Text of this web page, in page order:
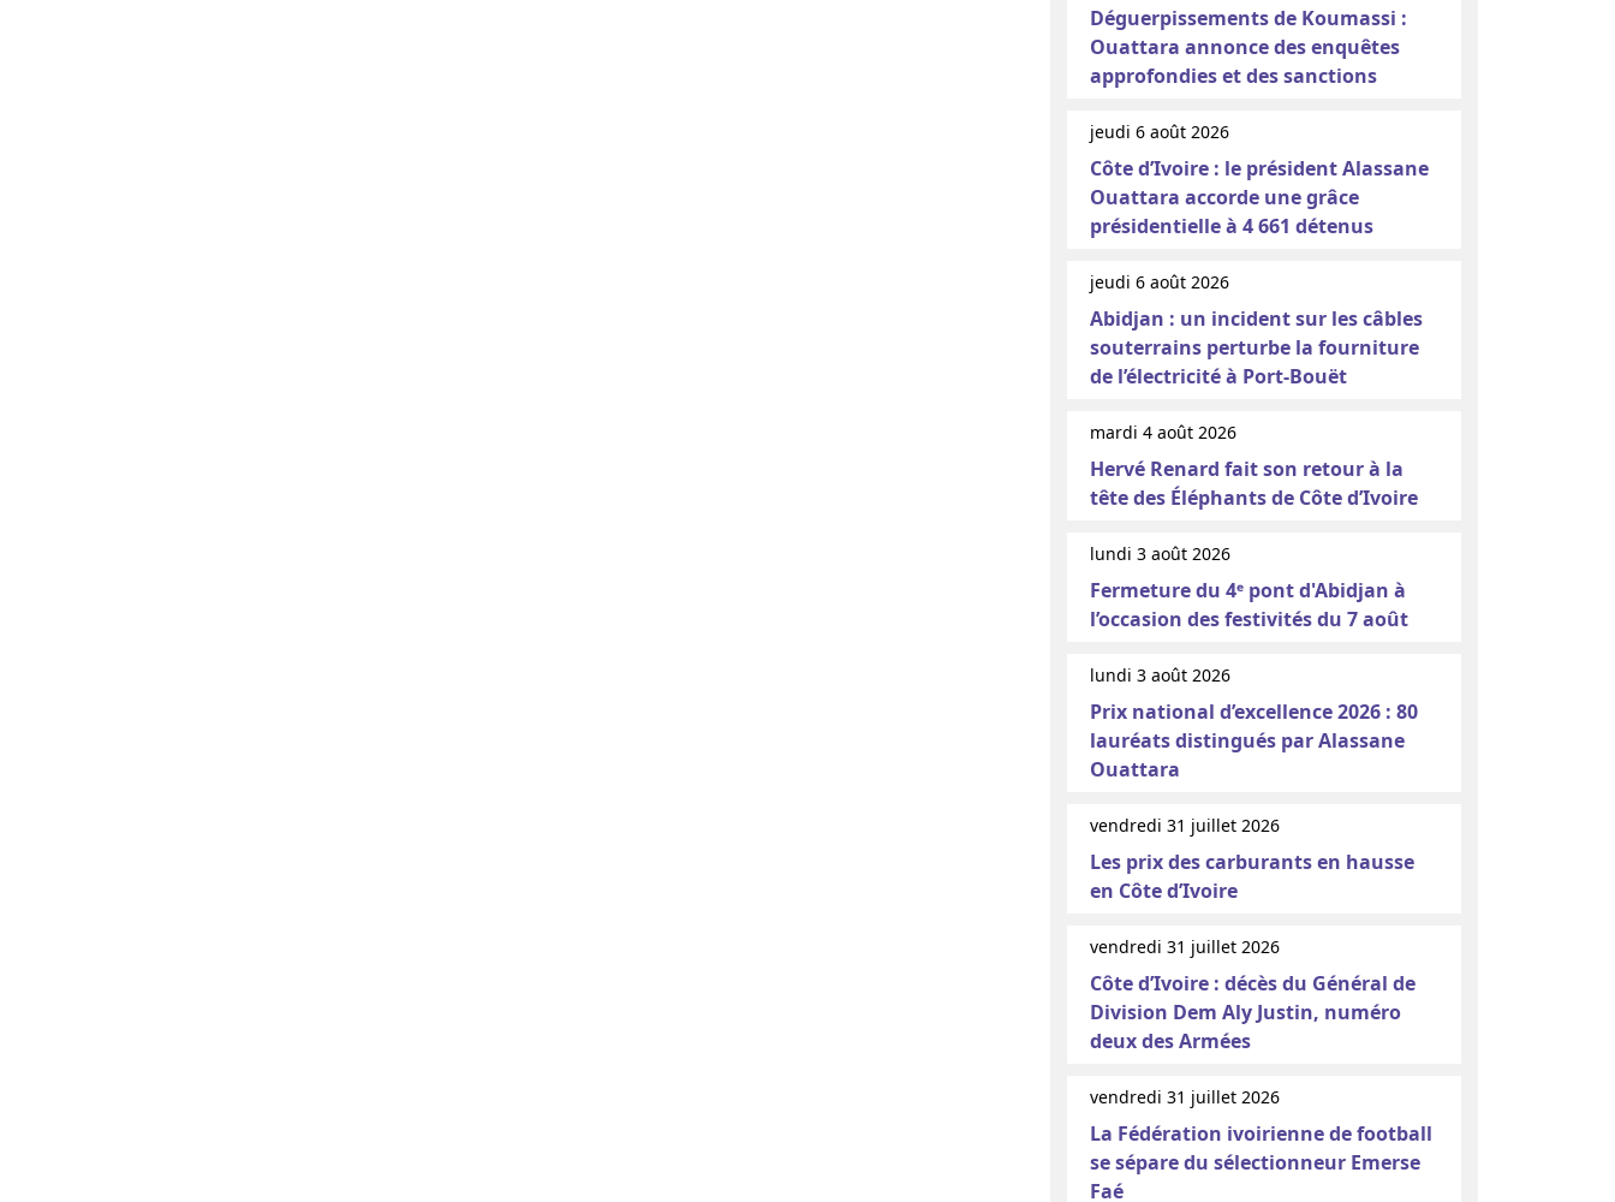
Déguerpissements de Koumassi :
Ouattara annonce des enquêtes
approfondies et des sanctions
jeudi 6 août 2026
Côte d’Ivoire : le président Alassane
Ouattara accorde une grâce
présidentielle à 4 661 détenus
jeudi 6 août 2026
Abidjan : un incident sur les câbles
souterrains perturbe la fourniture
de l’électricité à Port-Bouët
mardi 4 août 2026
Hervé Renard fait son retour à la
tête des Éléphants de Côte d’Ivoire
lundi 3 août 2026
Fermeture du 4ᵉ pont d'Abidjan à
l’occasion des festivités du 7 août
lundi 3 août 2026
Prix national d’excellence 2026 : 80
lauréats distingués par Alassane
Ouattara
vendredi 31 juillet 2026
Les prix des carburants en hausse
en Côte d’Ivoire
vendredi 31 juillet 2026
Côte d’Ivoire : décès du Général de
Division Dem Aly Justin, numéro
deux des Armées
vendredi 31 juillet 2026
La Fédération ivoirienne de football
se sépare du sélectionneur Emerse
Faé